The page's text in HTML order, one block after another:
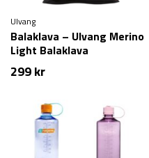
Ulvang
Balaklava – Ulvang Merino
Light Balaklava
299kr